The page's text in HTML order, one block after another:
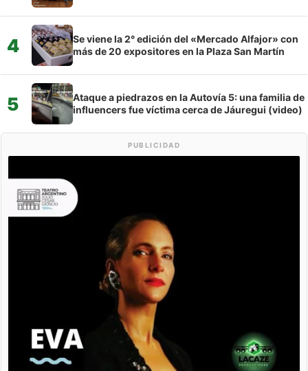
4
Se viene la 2° edición del «Mercado Alfajor» con
más de 20 expositores en la Plaza San Martín
5
Ataque a piedrazos en la Autovía 5: una familia de
influencers fue víctima cerca de Jáuregui (video)
PUBLICIDAD